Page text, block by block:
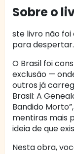
Sobre o
ste livro não
para despertar.
O Brasil foi
exclusão —
outros já
Brasil: A
Bandido
mentiras mais
ideia de que
Nesta obra,